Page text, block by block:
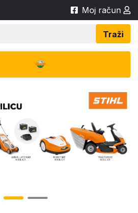
Moj račun
Traži